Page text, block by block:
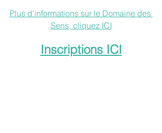
Plus d'informations sur le Domaine des
Sens, cliquez ICI
Inscriptions ICI